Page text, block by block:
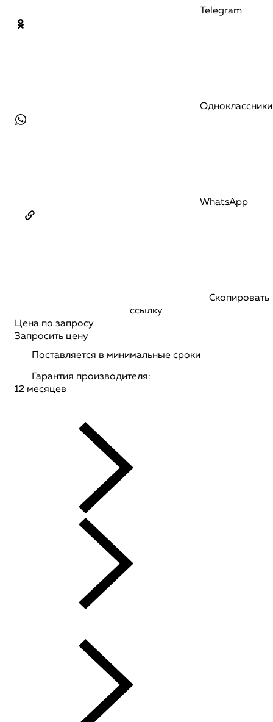
Telegram
Одноклассники
WhatsApp
Скопировать
ссылку
Цена по запросу
Запросить цену
Поставляется в минимальные сроки
Гарантия производителя:
12 месяцев